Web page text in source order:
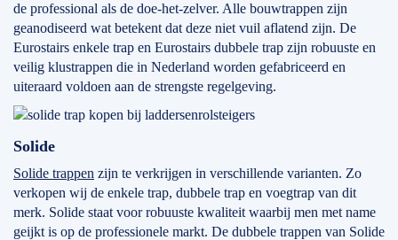
de professional als de doe-het-zelver. Alle bouwtrappen zijn
geanodiseerd wat betekent dat deze niet vuil aflatend zijn. De
Eurostairs enkele trap en Eurostairs dubbele trap zijn robuuste en
veilig klustrappen die in Nederland worden gefabriceerd en
uiteraard voldoen aan de strengste regelgeving.
Solide
Solide trappen zijn te verkrijgen in verschillende varianten. Zo
verkopen wij de enkele trap, dubbele trap en voegtrap van dit
merk. Solide staat voor robuuste kwaliteit waarbij men met name
geijkt is op de professionele markt. De dubbele trappen van Solide